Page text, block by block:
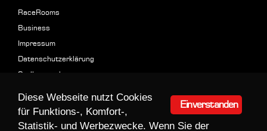
RaceRooms
Business
Impressum
Datenschutzerklärung
Stellenangebote
© 2026 RaceRoom Entertainment AG
Einverstanden
Diese Webseite nutzt Cookies
für Funktions-, Komfort-,
Statistik- und Werbezwecke. Wenn Sie der